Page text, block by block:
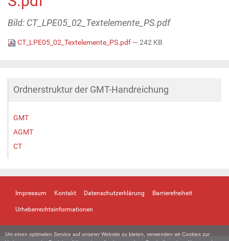
Um einen optimalen Service auf unserer Website zu bieten, verwenden wir Cookies zur
Bild: CT_LPE05_02_Textelemente_PS.pdf
CT_LPE05_02_Textelemente_PS.pdf— 242 KB
Ordnerstruktur der GMT-Handreichung
GMT
AGMT
CT
Impressum Kontakt Datenschutzerklärung Barrierefreiheit
Urheberrechtsinformationen